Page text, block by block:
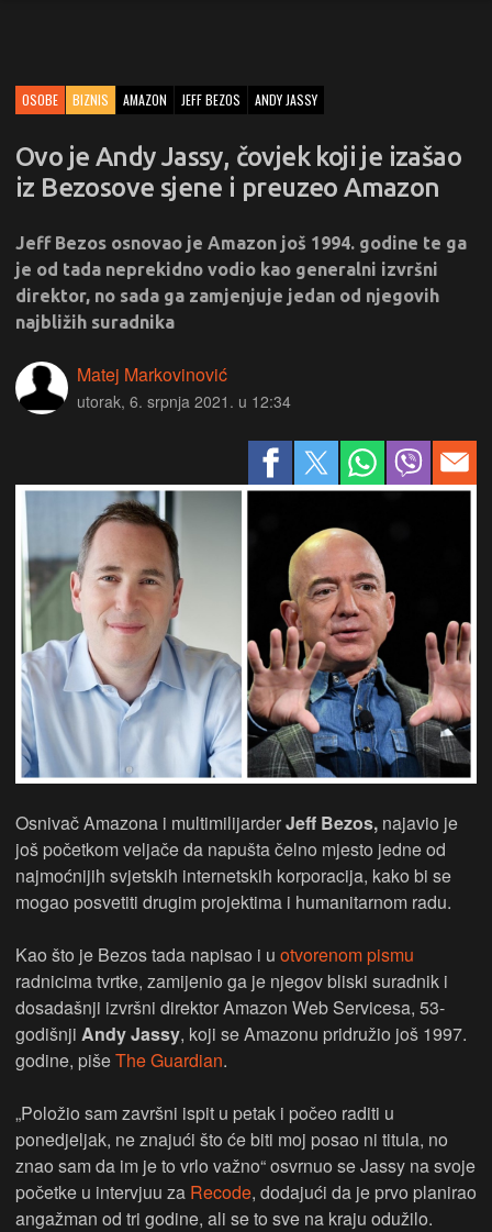
OSOBE BIZNIS AMAZON JEFF BEZOS ANDY JASSY
Ovo je Andy Jassy, čovjek koji je izašao
iz Bezosove sjene i preuzeo Amazon
Jeff Bezos osnovao je Amazon još 1994. godine te ga
je od tada neprekidno vodio kao generalni izvršni
direktor, no sada ga zamjenjuje jedan od njegovih
najbližih suradnika
Matej Markovinović
utorak, 6. srpnja 2021. u 12:34
Osnivač Amazona i multimilijarderJeff Bezos, najavio je
još početkom veljače da napušta čelno mjesto jedne od
najmoćnijih svjetskih internetskih korporacija, kako bi se
mogao posvetiti drugim projektima i humanitarnom radu.
Kao što je Bezos tada napisao i u otvorenom pismu
radnicima tvrtke, zamijenio ga je njegov bliski suradnik i
dosadašnji izvršni direktor Amazon Web Servicesa, 53-
godišnji Andy Jassy, koji se Amazonu pridružio još 1997.
godine, pišeThe Guardian.
„Položio sam završni ispit u petak i počeo raditi u
ponedjeljak, ne znajući što će biti moj posao ni titula, no
znao sam da im je to vrlo važno“ osvrnuo se Jassy na svoje
početke u intervjuu za Recode, dodajući da je prvo planirao
angažman od tri godine, ali se to sve na kraju odužilo.